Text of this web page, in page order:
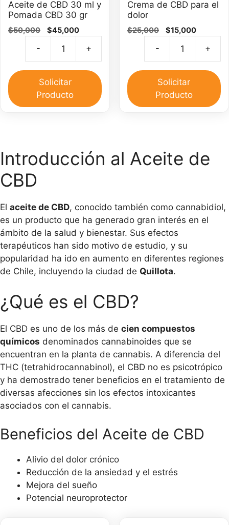
Aceite de CBD 30 ml y
Pomada CBD 30 gr
$50,000
El
original
era:
$50,000.
$45,000El
actual
es:
$45,000.
-
CBD
30
30
+
Solicitar
Producto
Crema de CBD para el
dolor
$25,000
El
original
era:
$25,000.
$15,000El
actual
es:
$15,000.
- +
Solicitar
Producto
Introducción al Aceite de
CBD
El aceite de CBD, conocido también como cannabidiol,
es un producto que ha generado gran interés en el
ámbito de la salud y bienestar. Sus efectos
terapéuticos han sido motivo de estudio, y su
popularidad ha ido en aumento en diferentes regiones
de Chile, incluyendo la ciudad de Quillota.
¿Qué es el CBD?
El CBD es uno de los más de cien compuestos
químicos denominados cannabinoides que se
encuentran en la planta de cannabis. A diferencia del
THC (tetrahidrocannabinol), el CBD no es psicotrópico
y ha demostrado tener beneficios en el tratamiento de
diversas afecciones sin los efectos intoxicantes
asociados con el cannabis.
Beneficios del Aceite de CBD
Alivio del dolor crónico
Reducción de la ansiedad y el estrés
Mejora del sueño
Potencial neuroprotector